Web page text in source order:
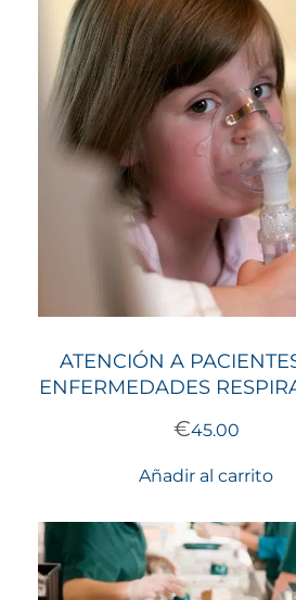
ATENCIÓN A
ENFERMEDADES
€45.00
Añadir al carrito